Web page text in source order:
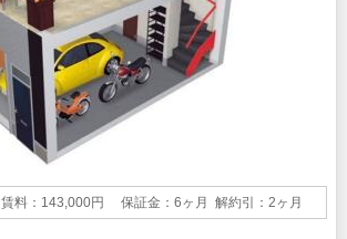
賃料：143,000円 保証金：6ヶ月 解約引：2ヶ月